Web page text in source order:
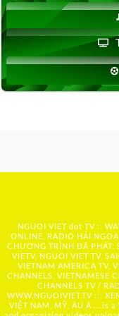
NGUOI VIET dot TV ::
ONLINE, RADIO HẢI
CHƯƠNG TRÌNH ĐÃ PHÁT:
VIETV, NGUOI VIET TV,
VIETNAM AMERICA TV,
CHANNELS, VIETNAMESE
CHANNELS TV /
WWW.NGUOIVIET.TV :::
VIỆT NAM, MỸ, ÂU Á ….is